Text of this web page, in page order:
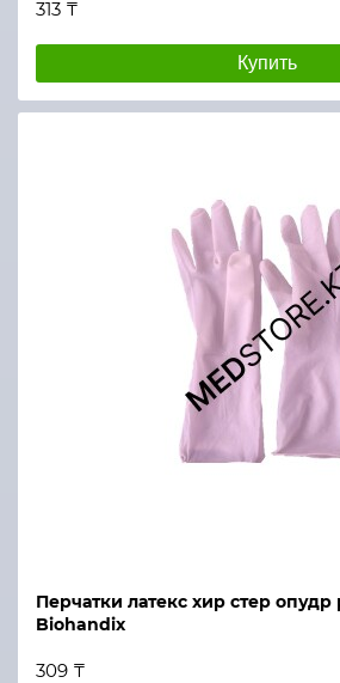
313 ₸
Купить
Перчатки латекс хир стер опудр
Biohandix
309 ₸